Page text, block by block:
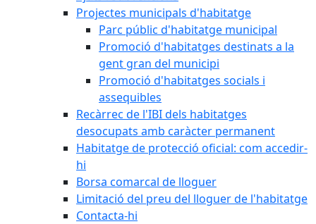
Projectes municipals d'habitatge
Parc públic d'habitatge municipal
Promoció d'habitatges destinats a la
gent gran del municipi
Promoció d'habitatges socials i
assequibles
Recàrrec de l'IBI dels habitatges
desocupats amb caràcter permanent
Habitatge de protecció oficial: com accedir-
hi
Borsa comarcal de lloguer
Limitació del preu del lloguer de l'habitatge
Contacta-hi